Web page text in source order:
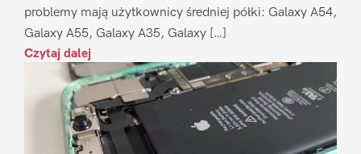
problemy mają użytkownicy średniej półki: Galaxy A54,
Galaxy A55, Galaxy A35, Galaxy […]
Czytaj dalej